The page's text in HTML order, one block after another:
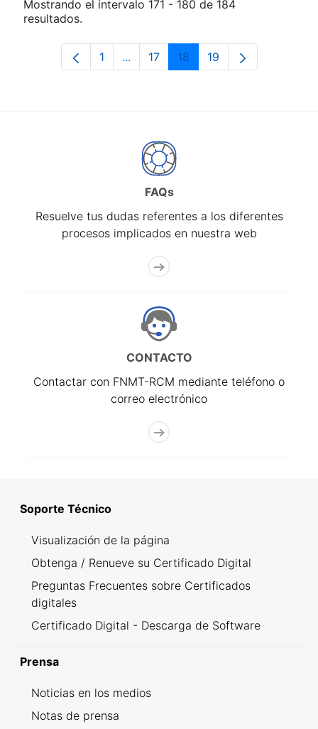
Mostrando el intervalo 171 - 180 de 184
resultados.
Página
1 ...Páginas intermedias Use TAB para
Página
17 Página
18 Página
19
FAQs
Resuelve tus dudas referentes a los diferentes
procesos implicados en nuestra web
CONTACTO
Contactar con FNMT-RCM mediante teléfono o
correo electrónico
Soporte Técnico
Visualización de la página
Obtenga / Renueve su Certificado Digital
Preguntas Frecuentes sobre Certificados
digitales
Certificado Digital - Descarga de Software
Prensa
Noticias en los medios
Notas de prensa